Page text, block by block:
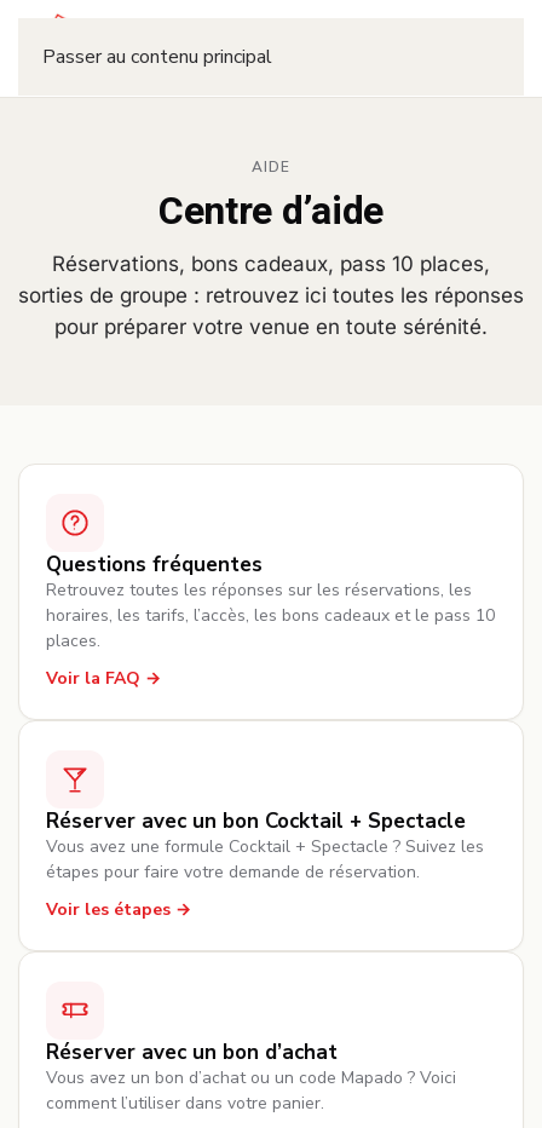
Passer au contenu principal
AIDE
Centre d’aide
Réservations, bons cadeaux, pass 10 places,
sorties de groupe : retrouvez ici toutes les réponses
pour préparer votre venue en toute sérénité.
Questions fréquentes
Retrouvez toutes les réponses sur les réservations, les
horaires, les tarifs, l’accès, les bons cadeaux et le pass 10
places.
Voir la FAQ
Réserver avec un bon Cocktail + Spectacle
Vous avez une formule Cocktail + Spectacle ? Suivez les
étapes pour faire votre demande de réservation.
Voir les étapes
Réserver avec un bon d’achat
Vous avez un bon d’achat ou un code Mapado ? Voici
comment l’utiliser dans votre panier.